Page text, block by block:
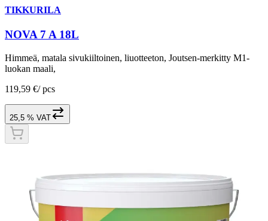
TIKKURILA
NOVA 7 A 18L
Himmeä, matala sivukiiltoinen, liuotteeton, Joutsen-merkitty M1-
luokan maali,
119,59 €/ pcs
25,5 % VAT